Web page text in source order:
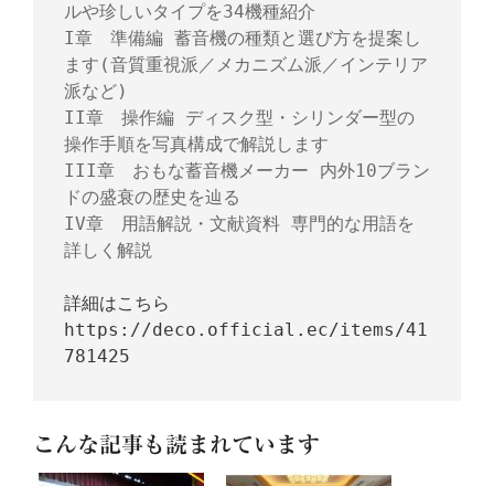
ルや珍しいタイプを34機種紹介
I章　準備編 蓄音機の種類と選び方を提案し
ます(音質重視派／メカニズム派／インテリア
派など)
II章　操作編 ディスク型・シリンダー型の
操作手順を写真構成で解説します
III章　おもな蓄音機メーカー 内外10ブラン
ドの盛衰の歴史を辿る
IV章　用語解説・文献資料 専門的な用語を
詳しく解説
詳細はこちら
https://deco.official.ec/items/41
781425
こんな記事も読まれています